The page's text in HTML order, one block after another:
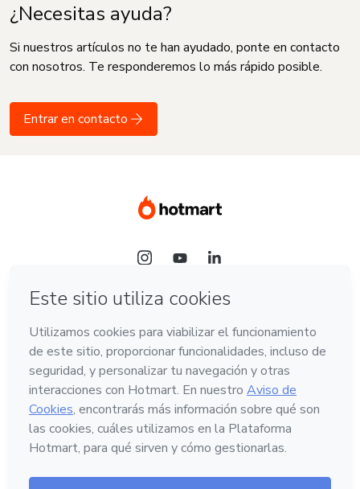
¿Necesitas ayuda?
Si nuestros artículos no te han ayudado, ponte en contacto
con nosotros. Te responderemos lo más rápido posible.
Entrar en contacto
Idioma
Español
Hotmart — 2011-2026 © Todos los derechos
reservados